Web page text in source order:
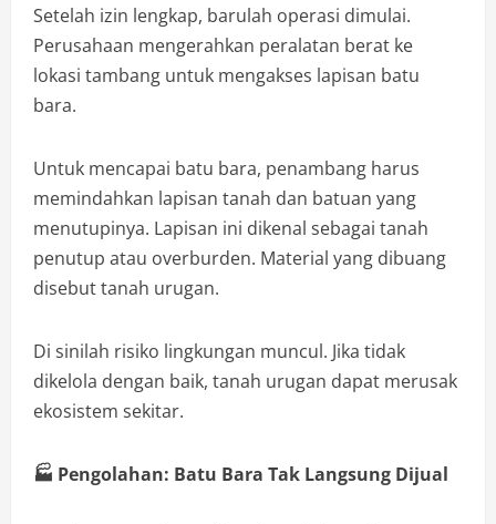
Setelah izin lengkap, barulah operasi dimulai.
Perusahaan mengerahkan peralatan berat ke
lokasi tambang untuk mengakses lapisan batu
bara.
Untuk mencapai batu bara, penambang harus
memindahkan lapisan tanah dan batuan yang
menutupinya. Lapisan ini dikenal sebagai tanah
penutup atau overburden. Material yang dibuang
disebut tanah urugan.
Di sinilah risiko lingkungan muncul. Jika tidak
dikelola dengan baik, tanah urugan dapat merusak
ekosistem sekitar.
🏭 Pengolahan: Batu Bara Tak Langsung Dijual